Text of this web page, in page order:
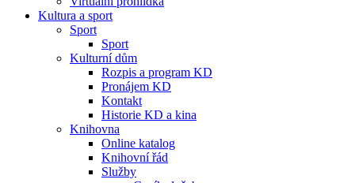
Kultura a sport
Sport
Sport
Kulturní dům
Rozpis a program KD
Pronájem KD
Kontakt
Historie KD a kina
Knihovna
Online katalog
Knihovní řád
Služby